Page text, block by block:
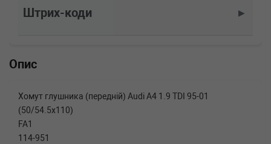
1.6 FSI 110 л.с. (2002-2005) 110 л.с. (2002-05-
Штрих-коди ▶
Опис
Хомут глушника (передній) Audi A4 1.9 TDI 95-01
(50/54.5x110)
FA1
114-951